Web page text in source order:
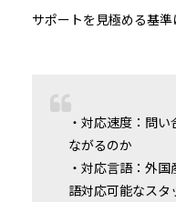
サポートを見極める基準
・対応速度：問
ながるのか
・対応言語：外
語対応可能なスタ